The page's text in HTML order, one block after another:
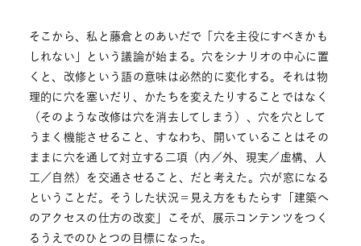
そこから、私と藤倉とのあいだで「穴を主役にすべきかも
しれない」という議論が始まる。穴をシナリオの中心に置
くと、改修という語の意味は必然的に変化する。それは物
理的に穴を塞いだり、かたちを変えたりすることではなく
（そのような改修は穴を消去してしまう）、穴を穴として
うまく機能させること、すなわち、開いていることはその
ままに穴を通して対立する二項（内／外、現実／虚構、人
工／自然）を交通させること、だと考えた。穴が窓になる
ということだ。そうした状況＝見え方をもたらす「建築へ
のアクセスの仕方の改変」こそが、展示コンテンツをつく
るうえでのひとつの目標になった。